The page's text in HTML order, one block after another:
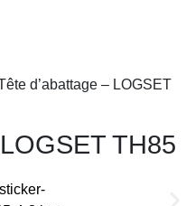
d’abattage – LOGSET
TH85